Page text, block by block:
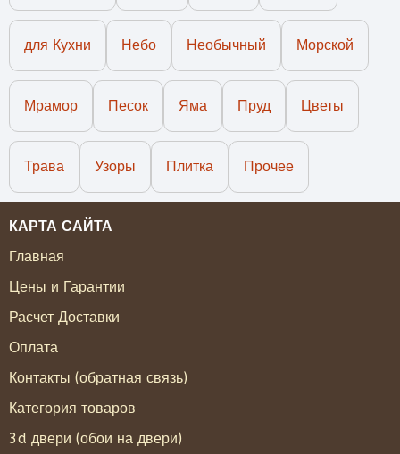
для Кухни Небо Необычный Морской
Мрамор Песок Яма Пруд Цветы
Трава Узоры Плитка Прочее
КАРТА САЙТА
Главная
Цены и Гарантии
Расчет Доставки
Оплата
Контакты (обратная связь)
Категория товаров
3d двери (обои на двери)